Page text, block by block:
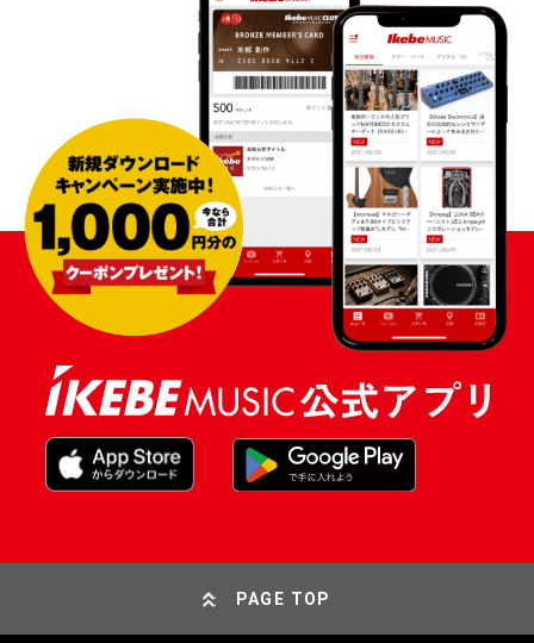
PAGE TOP